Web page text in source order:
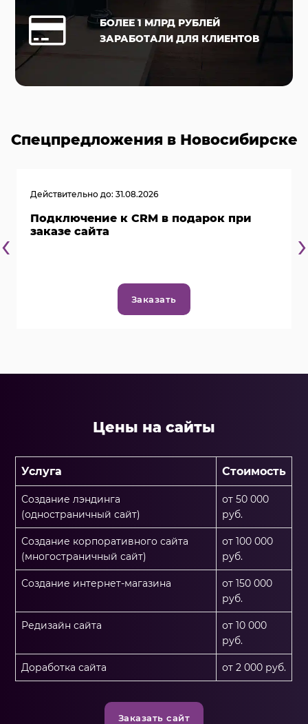
БОЛЕЕ 1 МЛРД РУБЛЕЙ
ЗАРАБОТАЛИ ДЛЯ КЛИЕНТОВ
Спецпредложения в Новосибирске
Действительно до: 31.08.2026
Подключение к CRM в подарок при
заказе сайта
Заказать
‹ ›
Цены на сайты
Услуга Стоимость
Создание лэндинга
(одностраничный сайт)
от 50 000
руб.
Создание корпоративного сайта
(многостраничный сайт)
от 100 000
руб.
Создание интернет-магазина
от 150 000
руб.
Редизайн сайта
от 10 000
руб.
Доработка сайта от 2 000 руб.
Заказать сайт